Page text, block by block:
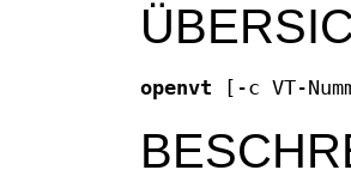
openvt [-c VT-